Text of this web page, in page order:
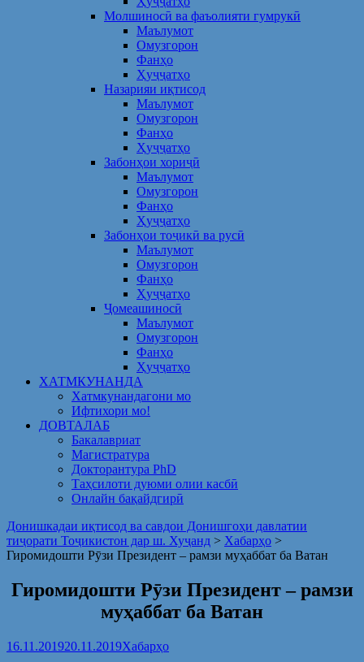
Молшиносӣ ва фаъолияти гумрукӣ
Маълумот
Омузгорон
Фанҳо
Ҳуҷҷатҳо
Назарияи иқтисод
Маълумот
Омузгорон
Фанҳо
Ҳуҷҷатҳо
Забонҳои хориҷӣ
Маълумот
Омузгорон
Фанҳо
Ҳуҷҷатҳо
Забонҳои тоҷикӣ ва русӣ
Маълумот
Омузгорон
Фанҳо
Ҳуҷҷатҳо
Ҷомеашиносӣ
Маълумот
Омузгорон
Фанҳо
Ҳуҷҷатҳо
ХАТМКУНАНДА
Хатмкунандагони мо
Ифтихори мо!
ДОВТАЛАБ
Бакалавриат
Магистратура
Докторантура PhD
Таҳсилоти дуюми олии касбӣ
Онлайн бақайдгирӣ
Донишкадаи иқтисод ва савдои Донишгоҳи давлатии
тиҷорати Тоҷикистон дар ш. Хуҷанд > Хабарҳо >
Гиромидошти Рӯзи Президент – рамзи муҳаббат ба Ватан
Гиромидошти Рӯзи Президент – рамзи
муҳаббат ба Ватан
16.11.201920.11.2019Хабарҳо